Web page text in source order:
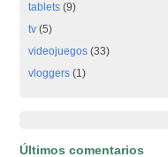
tablets (9)
tv (5)
videojuegos (33)
vloggers (1)
Últimos comentarios